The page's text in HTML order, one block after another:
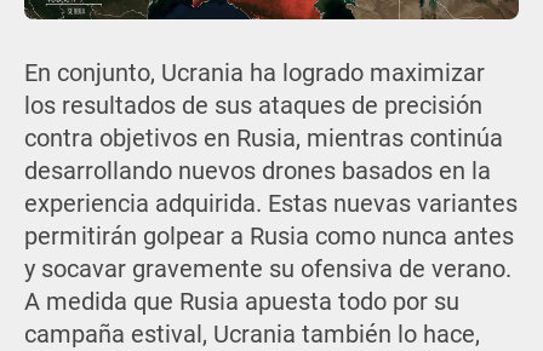
En conjunto, Ucrania ha logrado maximizar
los resultados de sus ataques de precisión
contra objetivos en Rusia, mientras continúa
desarrollando nuevos drones basados en la
experiencia adquirida. Estas nuevas variantes
permitirán golpear a Rusia como nunca antes
y socavar gravemente su ofensiva de verano.
A medida que Rusia apuesta todo por su
campaña estival, Ucrania también lo hace,